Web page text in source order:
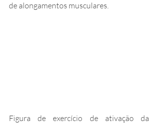
de alongamentos musculares.
Figura de exercício de ativação da